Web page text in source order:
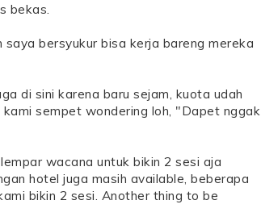
bekas.
saya bersyukur bisa kerja bareng mereka
di sini karena baru sejam, kuota udah
sempet wondering loh, "Dapet nggak
wacana untuk bikin 2 sesi aja
hotel juga masih available, beberapa
bikin 2 sesi. Another thing to be